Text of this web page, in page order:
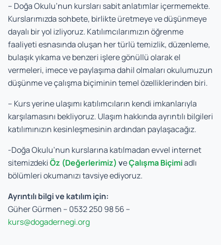
– Doğa Okulu’nun kursları sabit anlatımlar içermemekte.
Kurslarımızda sohbete, birlikte üretmeye ve düşünmeye
dayalı bir yol izliyoruz. Katılımcılarımızın öğrenme
faaliyeti esnasında oluşan her türlü temizlik, düzenleme,
bulaşık yıkama ve benzeri işlere gönüllü olarak el
vermeleri, imece ve paylaşıma dahil olmaları okulumuzun
düşünme ve çalışma biçiminin temel özelliklerinden biri.
– Kurs yerine ulaşımı katılımcıların kendi imkanlarıyla
karşılamasını bekliyoruz. Ulaşım hakkında ayrıntılı bilgileri
katılımınızın kesinleşmesinin ardından paylaşacağız.
-Doğa Okulu’nun kurslarına katılmadan evvel internet
sitemizdekiÖz (Değerlerimiz) veÇalışma Biçimiadlı
bölümleri okumanızı tavsiye ediyoruz.
Ayrıntılı bilgi ve katılım için:
Güher Gürmen – 0532 250 98 56 –
kurs@dogadernegi.org